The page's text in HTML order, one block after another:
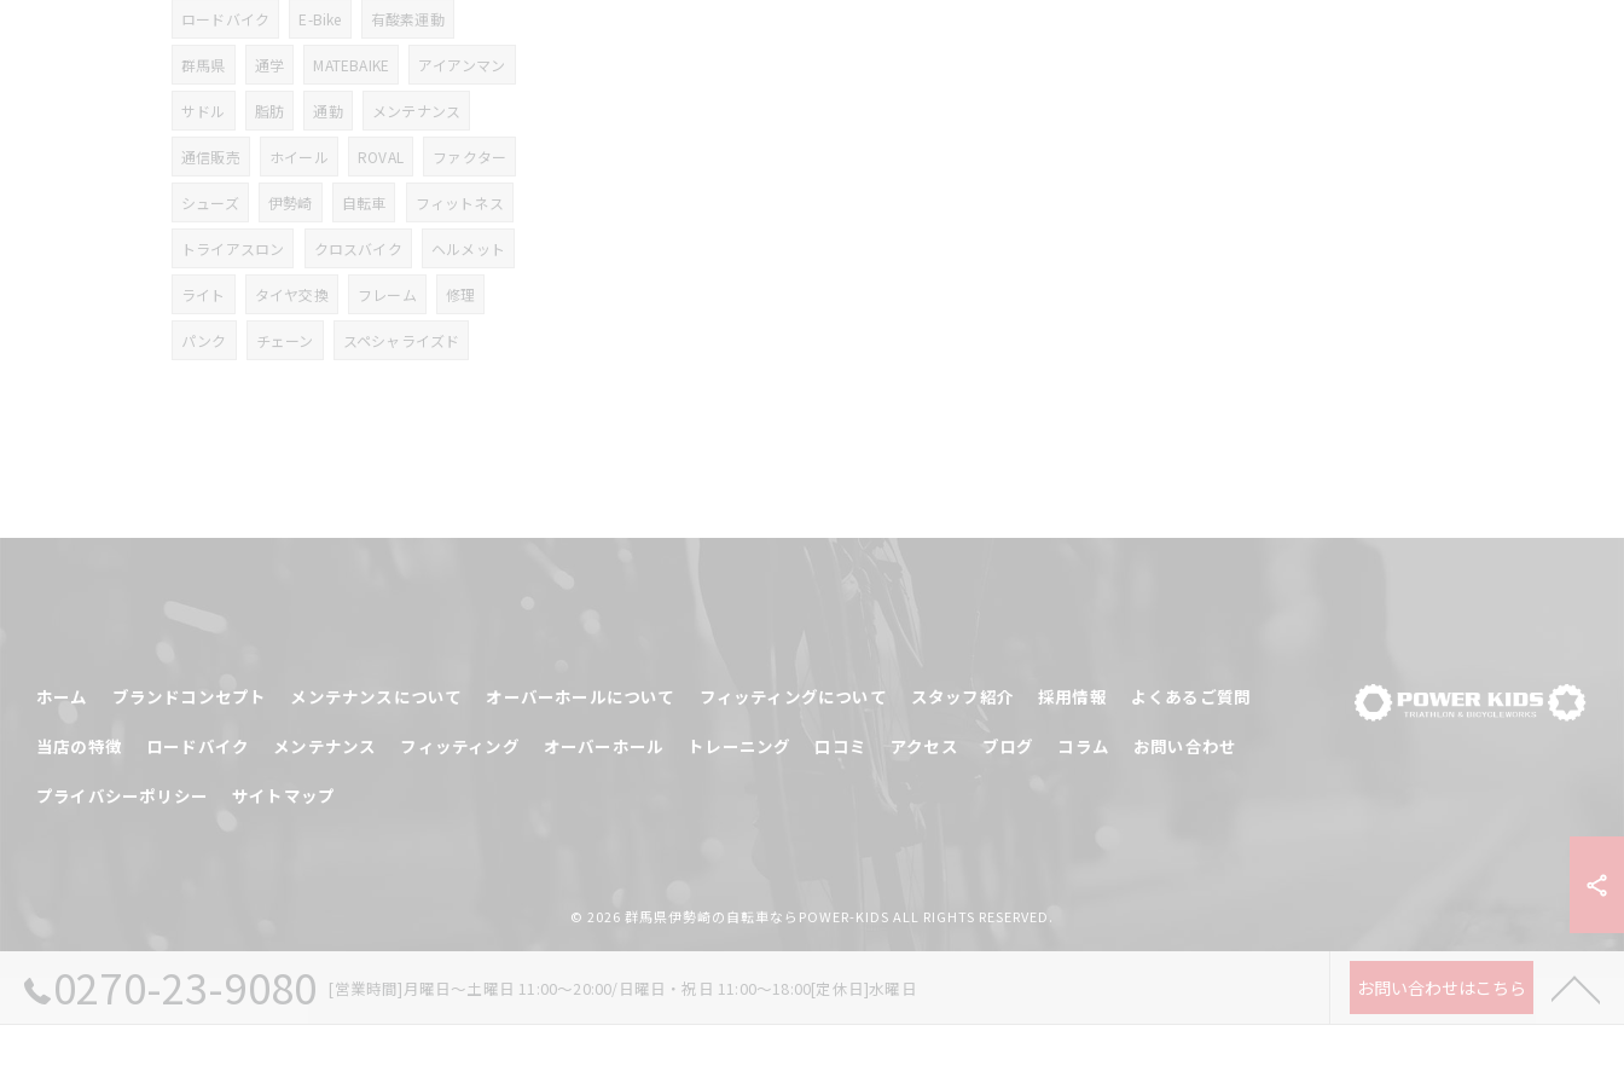
ロードバイク E-Bike 有酸素運動
群馬県 通学 MATEBAIKE アイアンマン
サドル 脂肪 通勤 メンテナンス
通信販売 ホイール ROVAL ファクター
シューズ 伊勢崎 自転車 フィットネス
トライアスロン クロスバイク ヘルメット
ライト タイヤ交換 フレーム 修理
パンク チェーン スペシャライズド
0270-23-9080 [営業時間]月曜日～土曜日 11:00～20:00/日曜日・祝日 11:00～18:00[定休日]水曜日 お問い合わせはこちら
ホーム ブランドコンセプト メンテナンスについて オーバーホールについて フィッティングについて スタッフ紹介 採用情報 よくあるご質問
当店の特徴 ロードバイク メンテナンス フィッティング オーバーホール トレーニング 口コミ アクセス ブログ コラム お問い合わせ
プライバシーポリシー サイトマップ
© 2026 群馬県伊勢崎の自転車ならPOWER-KIDS ALL RIGHTS RESERVED.